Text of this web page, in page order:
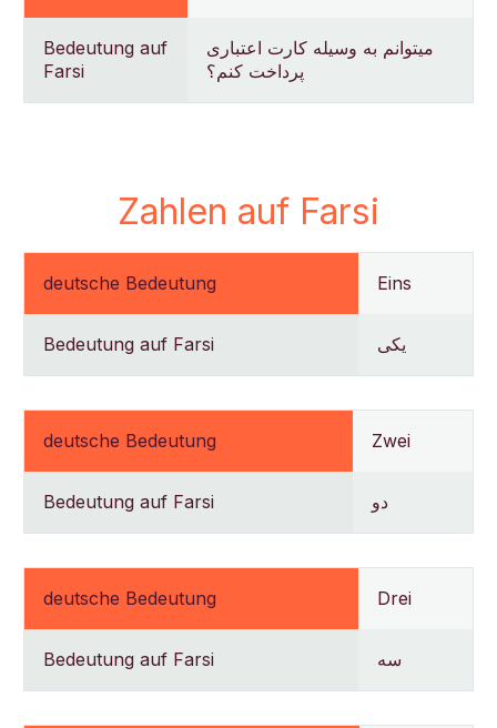
Bedeutung auf
Farsi
میتوانم به وسیله کارت اعتباری
پرداخت کنم؟
Zahlen auf Farsi
deutsche Bedeutung Eins
Bedeutung auf Farsi یکی
deutsche Bedeutung Zwei
Bedeutung auf Farsi دو
deutsche Bedeutung Drei
Bedeutung auf Farsi سه